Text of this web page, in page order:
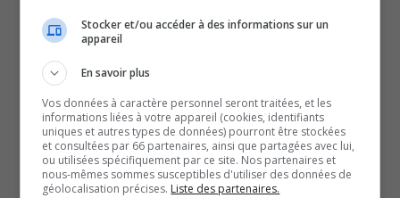
propriétaire du véhicule est absent au moment de
l’émission;
les renseignements au sujet du véhicule (plaque
d’immatriculation, notamment);
l’infraction commise;
la date et l’heure de l’infraction;
l’attestation du policier;
Stocker et/ou accéder à des informations sur un
appareil
En savoir plus
Vos données à caractère personnel seront traitées, et les
informations liées à votre appareil (cookies, identifiants
uniques et autres types de données) pourront être stockées
et consultées par 66 partenaires, ainsi que partagées avec lui,
ou utilisées spécifiquement par ce site. Nos partenaires et
nous-mêmes sommes susceptibles d'utiliser des données de
géolocalisation précises. Liste des partenaires.